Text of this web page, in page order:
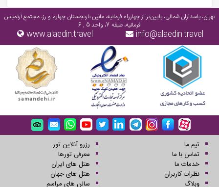
تهران، پاسداران شمالی، پایین‌تر از چهارراه فرمانیه، مابین نارنجستان چهارم و رز، مجتمع آرتمیس
فرمانیه، طبقه 7، واحد 5 , 6
info@alaedin.travel
www.alaedin.travel
تیم ما
تماس با ما
خدمات ما
نظرات کاربران
وبلاگ
رزرو آنلاین تور
معرفی تورها
هتل های ایران
هتل های جهان
سالن های مراسم